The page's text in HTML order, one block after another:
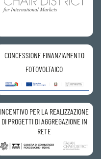
CONCESSIONE FINANZIAMENTO
FOTOVOLTAICO
INCENTIVO PER LA REALIZZAZIONE
DI PROGETTI DI AGGREGAZIONE IN
RETE